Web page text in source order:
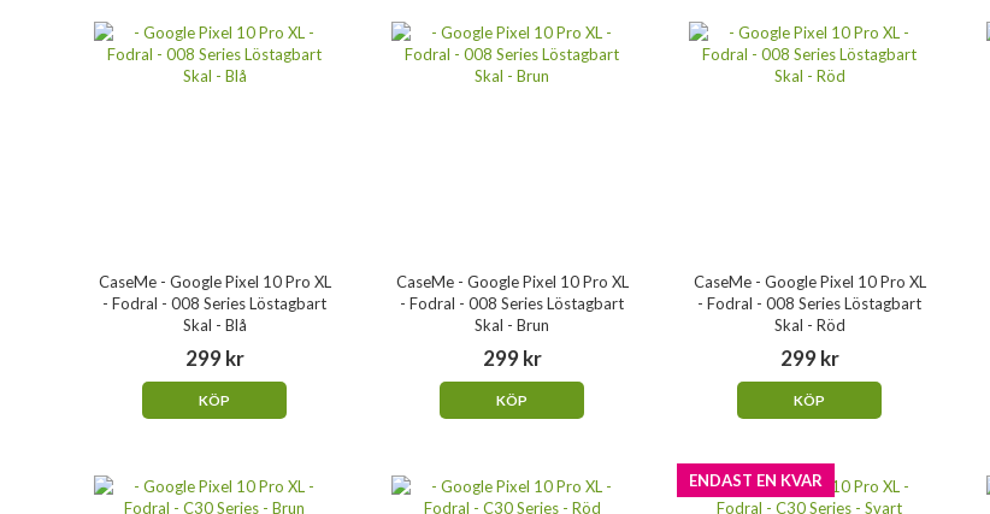
CaseMe - Google Pixel 10 Pro XL
- Fodral - 008 Series Löstagbart
Skal - Blå
299 kr
KÖP
CaseMe - Google Pixel 10 Pro XL
- Fodral - 008 Series Löstagbart
Skal - Brun
299 kr
KÖP
CaseMe - Google Pixel 10 Pro XL
- Fodral - 008 Series Löstagbart
Skal - Röd
299 kr
KÖP
ENDAST EN KVAR